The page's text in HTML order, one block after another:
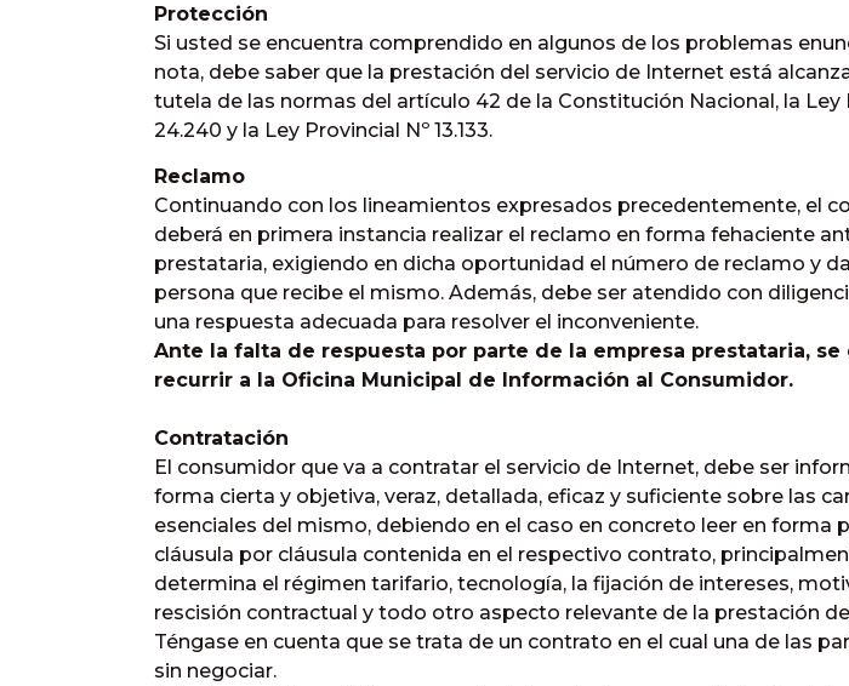
Protección
Si usted se encuentra comprendido en algunos de los problemas
nota, debe saber que la prestación del servicio de Internet está
tutela de las normas del artículo 42 de la Constitución Nacional, la Ley
24.240 y la Ley Provincial Nº 13.133.
Reclamo
Continuando con los lineamientos expresados precedentemente, el
deberá en primera instancia realizar el reclamo en forma fehaciente
prestataria, exigiendo en dicha oportunidad el número de reclamo y
persona que recibe el mismo. Además, debe ser atendido con
una respuesta adecuada para resolver el inconveniente.
Ante la falta de respuesta por parte de la empresa prestataria, se
recurrir a la Oficina Municipal de Información al Consumidor.
Contratación
El consumidor que va a contratar el servicio de Internet, debe ser
forma cierta y objetiva, veraz, detallada, eficaz y suficiente sobre las
esenciales del mismo, debiendo en el caso en concreto leer en forma
cláusula por cláusula contenida en el respectivo contrato,
determina el régimen tarifario, tecnología, la fijación de intereses,
rescisión contractual y todo otro aspecto relevante de la prestación
Téngase en cuenta que se trata de un contrato en el cual una de las
sin negociar.